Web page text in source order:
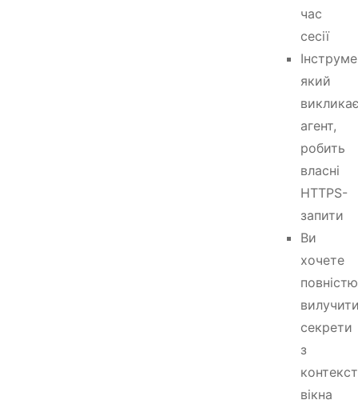
час
сесії
який
агент,
робить
власні
HTTPS-
запити
Ви
хочете
повністю
секрети
з
вікна